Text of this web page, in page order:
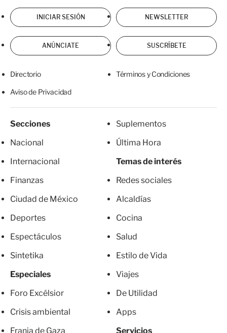
INICIAR SESIÓN NEWSLETTER
ANÚNCIATE SUSCRÍBETE
Directorio Términos y Condiciones
Aviso de Privacidad
Secciones
Nacional
Internacional
Finanzas
Ciudad de México
Deportes
Espectáculos
Sintetika
Especiales
Foro Excélsior
Crisis ambiental
Franja de Gaza
Suplementos
Última Hora
Temas de interés
Redes sociales
Alcaldías
Cocina
Salud
Estilo de Vida
Viajes
De Utilidad
Apps
Servicios